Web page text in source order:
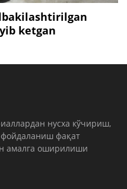
ketgan
нусха кўчириш,
фақат
амалга оширилиши